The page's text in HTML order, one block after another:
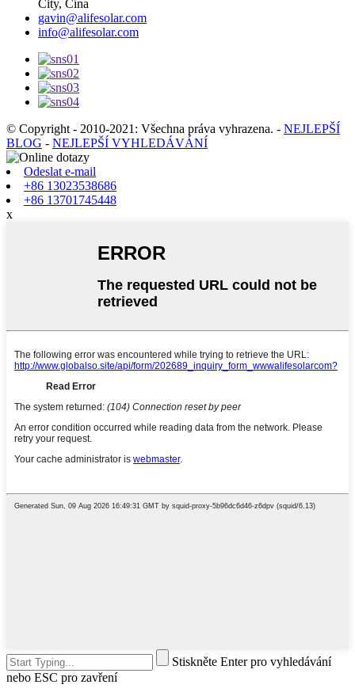
City, Čína
gavin@alifesolar.com
info@alifesolar.com
© Copyright - 2010-2021: Všechna práva vyhrazena. - NEJLEPŠÍ
BLOG - NEJLEPŠÍ VYHLEDÁVÁNÍ
Odeslat e-mail
+86 13023538686
+86 13701745448
x
Stiskněte Enter pro vyhledávání
nebo ESC pro zavření